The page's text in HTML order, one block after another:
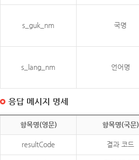
s_guk_nm 국명
s_lang_nm 언어명
응답 메시지 명세
항목명(영문) 항목명(국문)
resultCode 결과 코드